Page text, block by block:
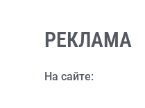
РЕКЛАМА
На сайте: